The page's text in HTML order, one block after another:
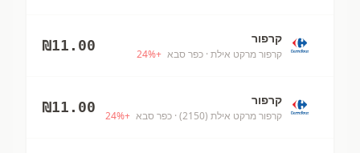
קרפור
קרפור מרקט אילת · כפר סבא +
24%
₪11.00
קרפור
קרפור מרקט אילת (2150) · כפר סבא +
24%
₪11.00